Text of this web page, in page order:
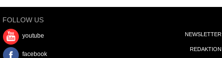
FOLLOW US
youtube
facebook
NEWSLETTER
REDAKTION